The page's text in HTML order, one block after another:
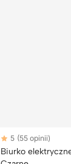
Reviews
5 out of 5 stars
5 (55 opinii)
Biurko